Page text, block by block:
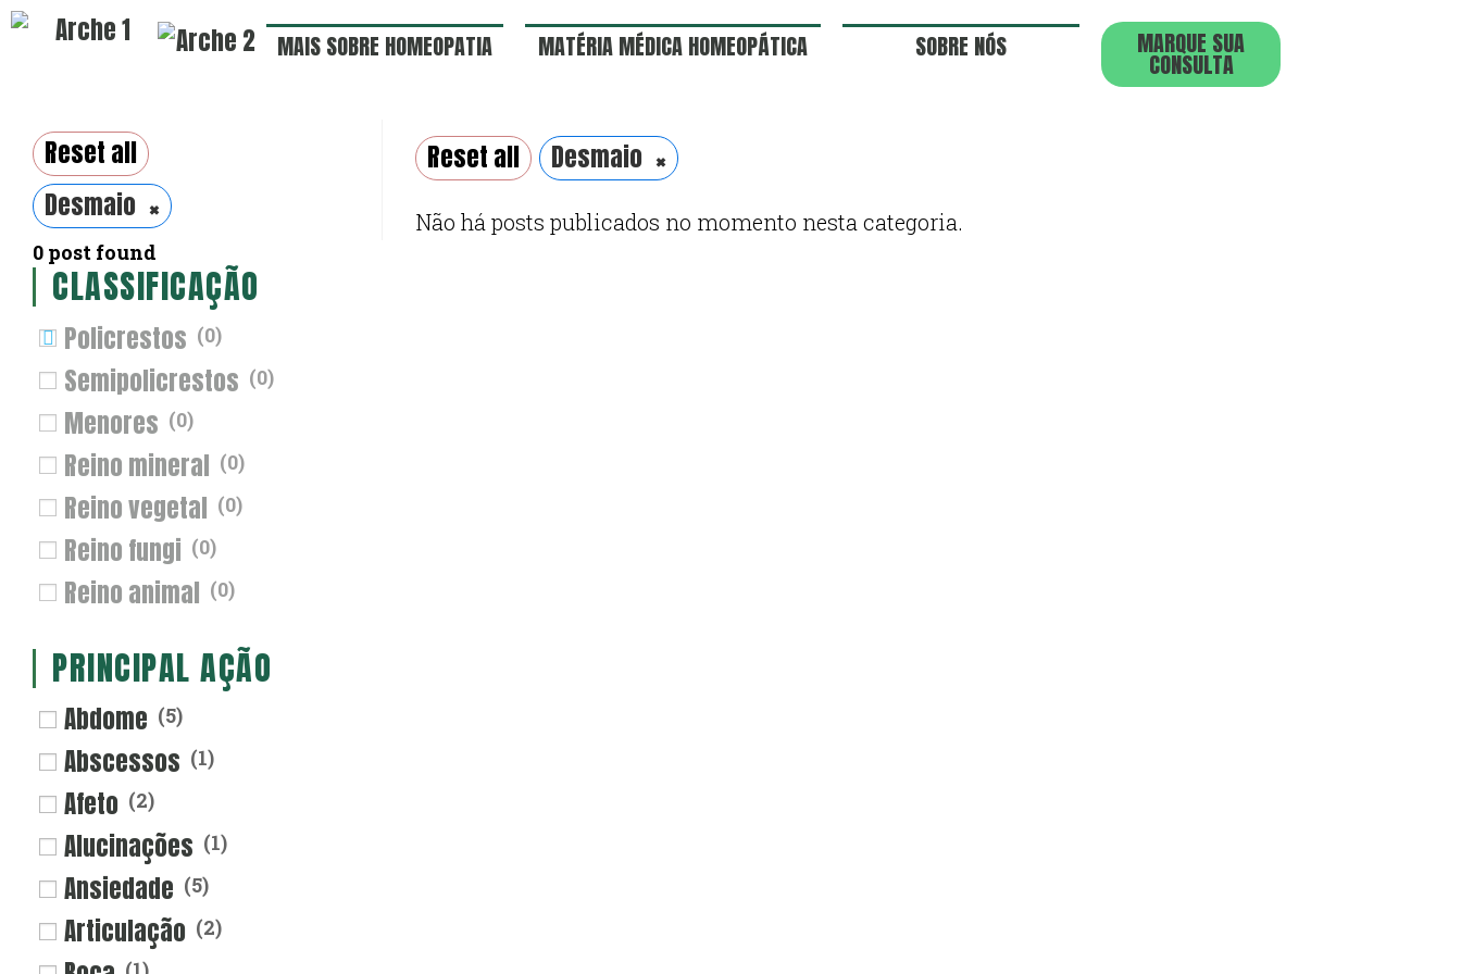
MAIS SOBRE HOMEOPATIA MATÉRIA MÉDICA HOMEOPÁTICA SOBRE NÓS MARQUE SUA
CONSULTA
Reset all
Desmaio ×
0 post found
CLASSIFICAÇÃO
Policrestos (0)
Semipolicrestos (0)
Menores (0)
Reino mineral (0)
Reino vegetal (0)
Reino fungi (0)
Reino animal (0)
PRINCIPAL AÇÃO
Abdome (5)
Abscessos (1)
Afeto (2)
Alucinações (1)
Ansiedade (5)
Articulação (2)
Reset all Desmaio ×
Não há posts publicados no momento nesta categoria.